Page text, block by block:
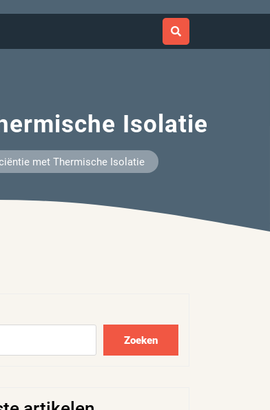
Isolatie
met Thermische Isolatie
Zoeken